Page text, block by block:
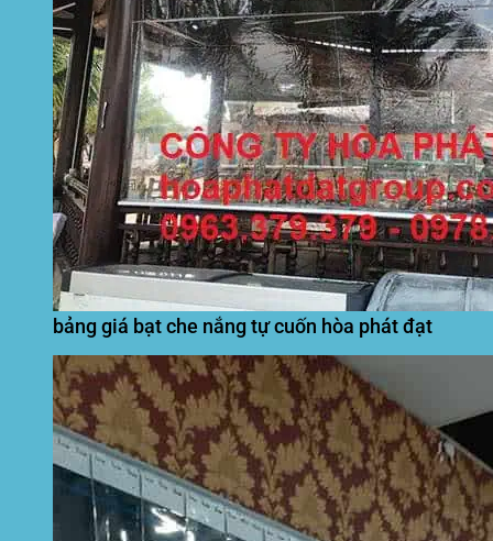
bảng giá bạt che nắng tự cuốn hòa phát đạt